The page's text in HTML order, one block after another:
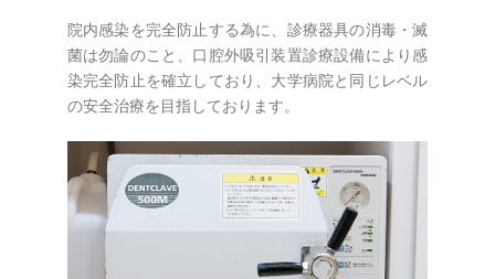
院内感染を完全防止する為に、診療器具の消毒・滅
菌は勿論のこと、口腔外吸引装置診療設備により感
染完全防止を確立しており、大学病院と同じレベル
の安全治療を目指しております。